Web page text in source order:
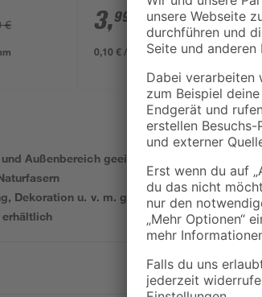
€ 3,99
0,10 € / Liter
Außenbereich geeignet
Dekoration u. v. m. geeignet